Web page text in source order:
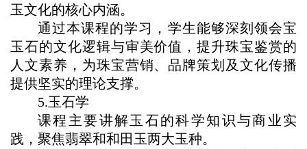
玉文化的核心内涵。
通过本课程的学习，学生能够深刻领会宝
玉石的文化逻辑与审美价值，提升珠宝鉴赏的
人文素养，为珠宝营销、品牌策划及文化传播
提供坚实的理论支撑。
5.玉石学
课程主要讲解玉石的科学知识与商业实
践，聚焦翡翠和和田玉两大玉种。